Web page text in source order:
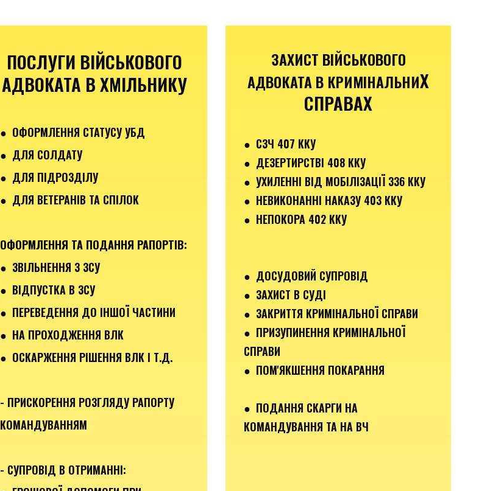
ПОСЛУГИ ВІЙСЬКОВОГО
АДВОКАТА В ХМІЛЬНИКУ
● ОФОРМЛЕННЯ СТАТУСУ УБД
● ДЛЯ СОЛДАТУ
● ДЛЯ ПІДРОЗДІЛУ
● ДЛЯ ВЕТЕРАНІВ ТА СПІЛОК
ОФОРМЛЕННЯ ТА ПОДАННЯ РАПОРТІВ:
● ЗВІЛЬНЕННЯ З ЗСУ
● ВІДПУСТКА В ЗСУ
● ПЕРЕВЕДЕННЯ ДО ІНШОЇ ЧАСТИНИ
● НА ПРОХОДЖЕННЯ ВЛК
● ОСКАРЖЕННЯ РІШЕННЯ ВЛК І Т.Д.
- ПРИСКОРЕННЯ РОЗГЛЯДУ РАПОРТУ
КОМАНДУВАННЯМ
- СУПРОВІД В ОТРИМАННІ:
ЗАХИСТ ВІЙСЬКОВОГО
АДВОКАТА В КРИМІНАЛЬНИХ
СПРАВАХ
● СЗЧ 407 ККУ
● ДЕЗЕРТИРСТВІ 408 ККУ
● УХИЛЕННІ ВІД МОБІЛІЗАЦІЇ 336 ККУ
● НЕВИКОНАННІ НАКАЗУ 403 ККУ
● НЕПОКОРА 402 ККУ
● ДОСУДОВИЙ СУПРОВІД
● ЗАХИСТ В СУДІ
● ЗАКРИТТЯ КРИМІНАЛЬНОЇ СПРАВИ
● ПРИЗУПИНЕННЯ КРИМІНАЛЬНОЇ
СПРАВИ
● ПОМ'ЯКШЕННЯ ПОКАРАННЯ
● ПОДАННЯ СКАРГИ НА
КОМАНДУВАННЯ ТА НА ВЧ